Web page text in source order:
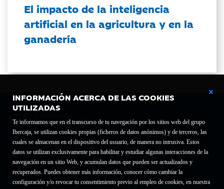
INFORMACIÓN ACERCA DE LAS COOKIES
UTILIZADAS
Te informamos que en el transcurso de tu navegación por los sitios web del grupo
Ibercaja, se utilizan cookies propias (ficheros de datos anónimos) y de terceros, las
cuales se almacenan en el dispositivo del usuario, de manera no intrusiva. Estos
datos se utilizan exclusivamente para habilitar y estudiar algunas interacciones de la
navegación en un sitio Web, y acumulan datos que pueden ser actualizados y
recuperados. Puedes obtener más información, conocer cómo cambiar la
configuración y/o revocar tu consentimiento previo al empleo de cookies, en nuestra
El impacto de la inteligencia
artificial en la agricultura y en la
ganadería
Fundación Bancaria Ibercaja C.I.F. G-50000652.
Inscrita en el Registro de Fundaciones del Mº de Educación, Cultura y Deporte con el nº
1689.
Domicilio social: Joaquín Costa, 13. 50001 Zaragoza.
Contacto
Declaración de accesibilidad